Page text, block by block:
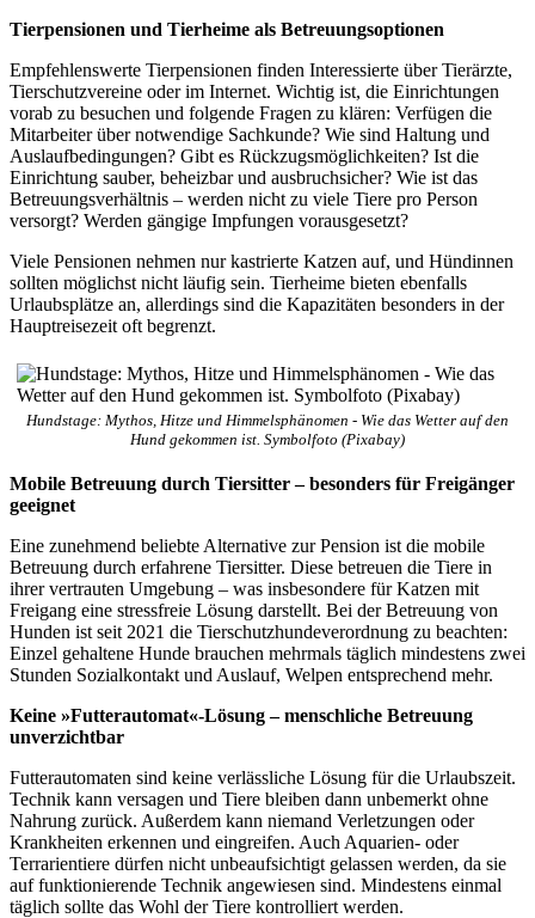
Tierpensionen und Tierheime als Betreuungsoptionen
Empfehlenswerte Tierpensionen finden Interessierte über Tierärzte,
Tierschutzvereine oder im Internet. Wichtig ist, die Einrichtungen
vorab zu besuchen und folgende Fragen zu klären: Verfügen die
Mitarbeiter über notwendige Sachkunde? Wie sind Haltung und
Auslaufbedingungen? Gibt es Rückzugsmöglichkeiten? Ist die
Einrichtung sauber, beheizbar und ausbruchsicher? Wie ist das
Betreuungsverhältnis – werden nicht zu viele Tiere pro Person
versorgt? Werden gängige Impfungen vorausgesetzt?
Viele Pensionen nehmen nur kastrierte Katzen auf, und Hündinnen
sollten möglichst nicht läufig sein. Tierheime bieten ebenfalls
Urlaubsplätze an, allerdings sind die Kapazitäten besonders in der
Hauptreisezeit oft begrenzt.
Hundstage: Mythos, Hitze und Himmelsphänomen - Wie das Wetter auf den
Hund gekommen ist. Symbolfoto (Pixabay)
Mobile Betreuung durch Tiersitter – besonders für Freigänger
geeignet
Eine zunehmend beliebte Alternative zur Pension ist die mobile
Betreuung durch erfahrene Tiersitter. Diese betreuen die Tiere in
ihrer vertrauten Umgebung – was insbesondere für Katzen mit
Freigang eine stressfreie Lösung darstellt. Bei der Betreuung von
Hunden ist seit 2021 die Tierschutzhundeverordnung zu beachten:
Einzel gehaltene Hunde brauchen mehrmals täglich mindestens zwei
Stunden Sozialkontakt und Auslauf, Welpen entsprechend mehr.
Keine »Futterautomat«-Lösung – menschliche Betreuung
unverzichtbar
Futterautomaten sind keine verlässliche Lösung für die Urlaubszeit.
Technik kann versagen und Tiere bleiben dann unbemerkt ohne
Nahrung zurück. Außerdem kann niemand Verletzungen oder
Krankheiten erkennen und eingreifen. Auch Aquarien- oder
Terrarientiere dürfen nicht unbeaufsichtigt gelassen werden, da sie
auf funktionierende Technik angewiesen sind. Mindestens einmal
täglich sollte das Wohl der Tiere kontrolliert werden.